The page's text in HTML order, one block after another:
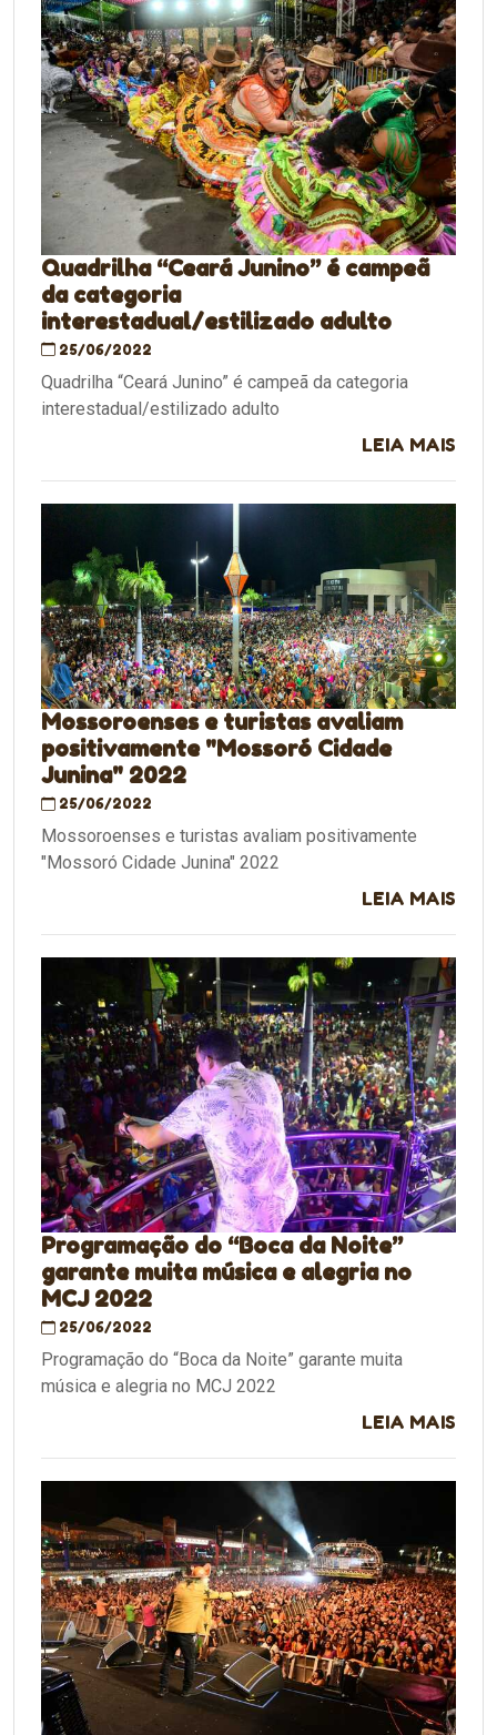
Quadrilha “Ceará Junino” é campeã
da categoria
interestadual/estilizado adulto
25/06/2022
Quadrilha “Ceará Junino” é campeã da categoria
interestadual/estilizado adulto
LEIA MAIS
Mossoroenses e turistas avaliam
positivamente "Mossoró Cidade
Junina" 2022
25/06/2022
Mossoroenses e turistas avaliam positivamente
"Mossoró Cidade Junina" 2022
LEIA MAIS
Programação do “Boca da Noite”
garante muita música e alegria no
MCJ 2022
25/06/2022
Programação do “Boca da Noite” garante muita
música e alegria no MCJ 2022
LEIA MAIS